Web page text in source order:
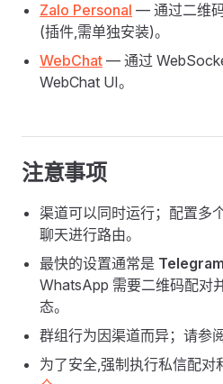
Zalo Personal — 通过二维
(插件,需单独安装)。
WebChat — 通过
WebChat UI。
注意事项
渠道可以同时运行；配置多
聊天进行路由。
最快的设置通常是 Telegram
WhatsApp 需要二维码配对
态。
群组行为因渠道而异；请参
为了安全,强制执行私信配对